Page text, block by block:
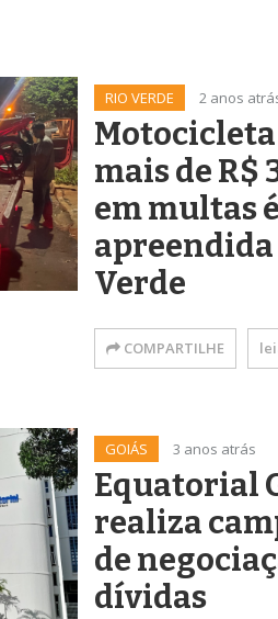
RIO VERDE 2 anos
mais de R$
em multas é
apreendida
Verde
COMPARTILHE
GOIÁS 3 anos atrás
Equatorial
realiza
de
dívidas